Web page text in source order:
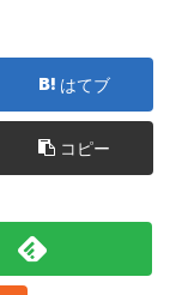
はてブ
コピー